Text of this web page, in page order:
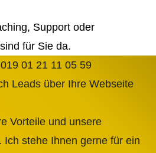
Support oder
für Sie da.
Leads über Ihre Webseite
Vorteile und unsere
Ich stehe Ihnen gerne für ein